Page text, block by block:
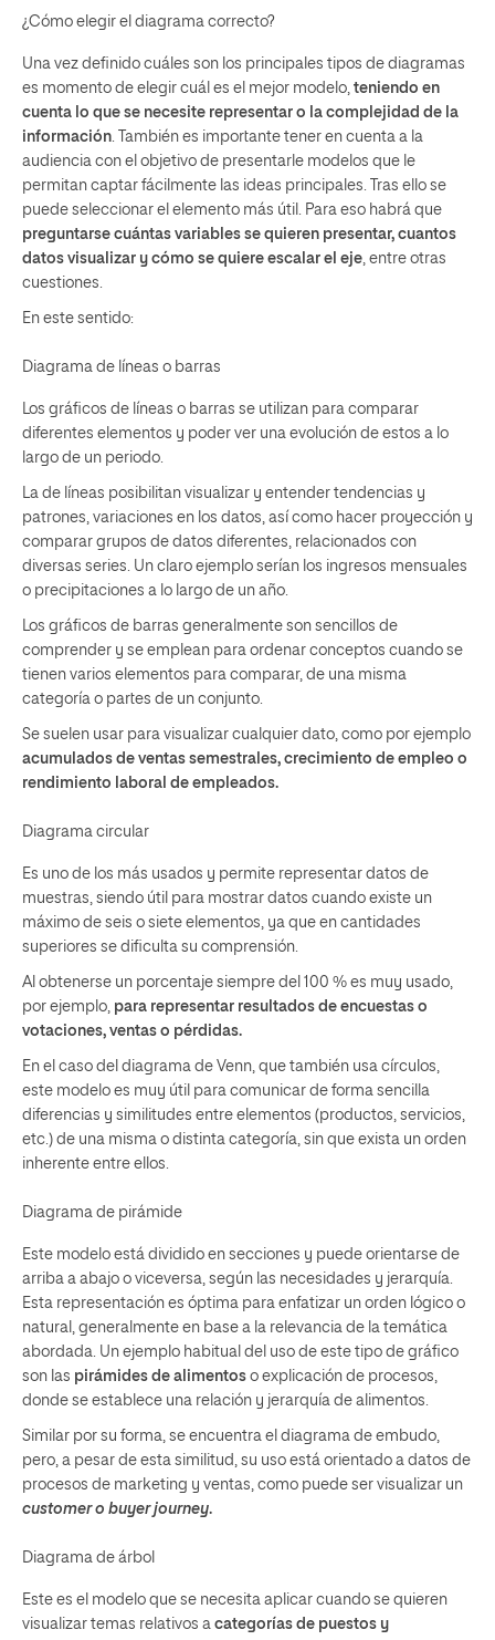
¿Cómo elegir el diagrama correcto?
Una vez definido cuáles son los principales tipos de diagramas
es momento de elegir cuál es el mejor modelo, teniendo en
cuenta lo que se necesite representar o la complejidad de la
información . También es importante tener en cuenta a la
audiencia con el objetivo de presentarle modelos que le
permitan captar fácilmente las ideas principales. Tras ello se
puede seleccionar el elemento más útil. Para eso habrá que
preguntarse cuántas variables se quieren presentar, cuantos
datos visualizar y cómo se quiere escalar el eje , entre otras
cuestiones.
En este sentido:
Diagrama de líneas o barras
Los gráficos de líneas o barras se utilizan para comparar
diferentes elementos y poder ver una evolución de estos a lo
largo de un periodo.
La de líneas posibilitan visualizar y entender tendencias y
patrones, variaciones en los datos, así como hacer proyección y
comparar grupos de datos diferentes, relacionados con
diversas series. Un claro ejemplo serían los ingresos mensuales
o precipitaciones a lo largo de un año.
Los gráficos de barras generalmente son sencillos de
comprender y se emplean para ordenar conceptos cuando se
tienen varios elementos para comparar, de una misma
categoría o partes de un conjunto.
Se suelen usar para visualizar cualquier dato, como por ejemplo
acumulados de ventas semestrales, crecimiento de empleo o
rendimiento laboral de empleados.
Diagrama circular
Es uno de los más usados y permite representar datos de
muestras, siendo útil para mostrar datos cuando existe un
máximo de seis o siete elementos, ya que en cantidades
superiores se dificulta su comprensión.
Al obtenerse un porcentaje siempre del 100 % es muy usado,
por ejemplo, para representar resultados de encuestas o
votaciones, ventas o pérdidas.
En el caso del diagrama de Venn, que también usa círculos,
este modelo es muy útil para comunicar de forma sencilla
diferencias y similitudes entre elementos (productos, servicios,
etc.) de una misma o distinta categoría, sin que exista un orden
inherente entre ellos.
Diagrama de pirámide
Este modelo está dividido en secciones y puede orientarse de
arriba a abajo o viceversa, según las necesidades y jerarquía.
Esta representación es óptima para enfatizar un orden lógico o
natural, generalmente en base a la relevancia de la temática
abordada. Un ejemplo habitual del uso de este tipo de gráfico
son las pirámides de alimentos o explicación de procesos,
donde se establece una relación y jerarquía de alimentos.
Similar por su forma, se encuentra el diagrama de embudo,
pero, a pesar de esta similitud, su uso está orientado a datos de
procesos de marketing y ventas, como puede ser visualizar un
customer o buyer journey.
Diagrama de árbol
Este es el modelo que se necesita aplicar cuando se quieren
visualizar temas relativos a categorías de puestos y